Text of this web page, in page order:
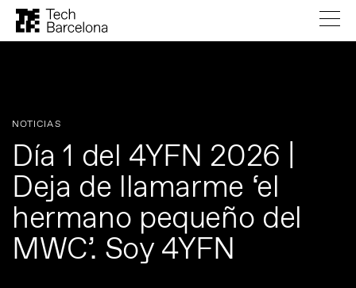
NOTICIAS
Día 1 del 4YFN 2026 |
Deja de llamarme ‘el
hermano pequeño del
MWC’. Soy 4YFN